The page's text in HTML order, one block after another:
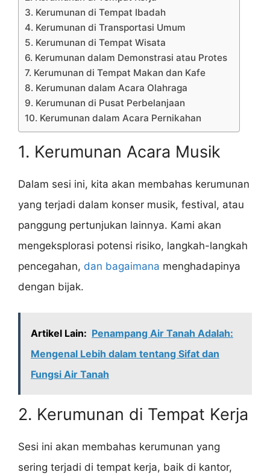
3. Kerumunan di Tempat Ibadah
4. Kerumunan di Transportasi Umum
5. Kerumunan di Tempat Wisata
6. Kerumunan dalam Demonstrasi atau Protes
7. Kerumunan di Tempat Makan dan Kafe
8. Kerumunan dalam Acara Olahraga
9. Kerumunan di Pusat Perbelanjaan
10. Kerumunan dalam Acara Pernikahan
1. Kerumunan Acara Musik
Dalam sesi ini, kita akan membahas kerumunan
yang terjadi dalam konser musik, festival, atau
panggung pertunjukan lainnya. Kami akan
mengeksplorasi potensi risiko, langkah-langkah
pencegahan, dan bagaimana menghadapinya
dengan bijak.
Artikel Lain: Penampang Air Tanah Adalah:
Mengenal Lebih dalam tentang Sifat dan
Fungsi Air Tanah
2. Kerumunan di Tempat Kerja
Sesi ini akan membahas kerumunan yang
sering terjadi di tempat kerja, baik di kantor,